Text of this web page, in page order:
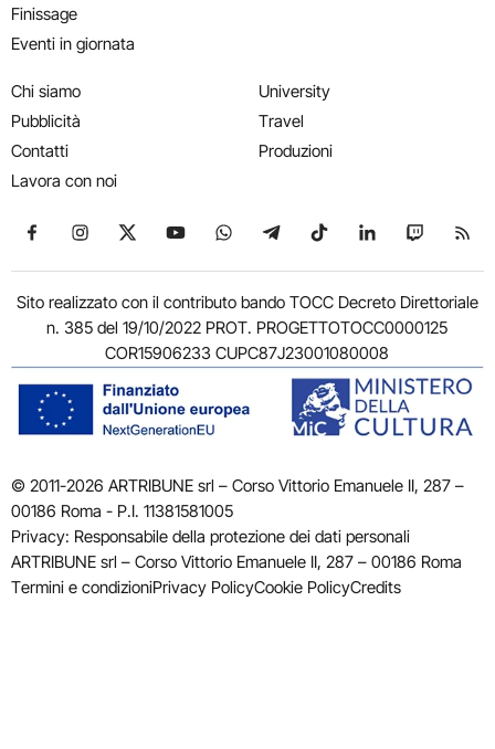
Finissage
Eventi in giornata
Chi siamo
Pubblicità
Contatti
Lavora con noi
University
Travel
Produzioni
Seguici su Facebook
Seguici su Instagram
Seguici su X
Seguici su YouTube
Seguici su WhatsApp
Seguici su Telegram
Seguici su TikTok
Seguici su
Seguici
Sito realizzato con il contributo bando TOCC Decreto Direttoriale
n. 385 del 19/10/2022 PROT. PROGETTOTOCC0000125
COR15906233 CUPC87J23001080008
© 2011-2026 ARTRIBUNE srl – Corso Vittorio Emanuele II, 287 –
00186 Roma - P.I. 11381581005
Privacy: Responsabile della protezione dei dati personali
ARTRIBUNE srl – Corso Vittorio Emanuele II, 287 – 00186 Roma
Termini e condizioniPrivacy PolicyCookie PolicyCredits